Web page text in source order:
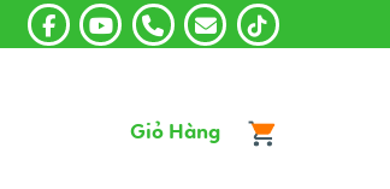
Giỏ Hàng